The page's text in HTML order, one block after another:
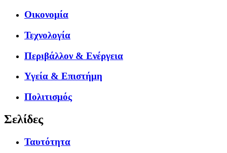
Οικονομία
Τεχνολογία
Περιβάλλον & Ενέργεια
Υγεία & Επιστήμη
Πολιτισμός
Σελίδες
Ταυτότητα